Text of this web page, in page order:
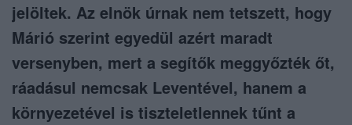
jelöltek. Az elnök úrnak nem tetszett, hogy
Márió szerint egyedül azért maradt
versenyben, mert a segítők meggyőzték őt,
ráadásul nemcsak Leventével, hanem a
környezetével is tiszteletlennek tűnt a